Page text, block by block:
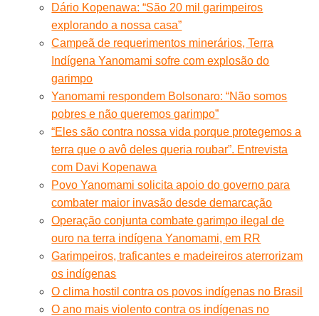
Dário Kopenawa: “São 20 mil garimpeiros
explorando a nossa casa”
Campeã de requerimentos minerários, Terra
Indígena Yanomami sofre com explosão do
garimpo
Yanomami respondem Bolsonaro: “Não somos
pobres e não queremos garimpo”
“Eles são contra nossa vida porque protegemos a
terra que o avô deles queria roubar”. Entrevista
com Davi Kopenawa
Povo Yanomami solicita apoio do governo para
combater maior invasão desde demarcação
Operação conjunta combate garimpo ilegal de
ouro na terra indígena Yanomami, em RR
Garimpeiros, traficantes e madeireiros aterrorizam
os indígenas
O clima hostil contra os povos indígenas no Brasil
O ano mais violento contra os indígenas no